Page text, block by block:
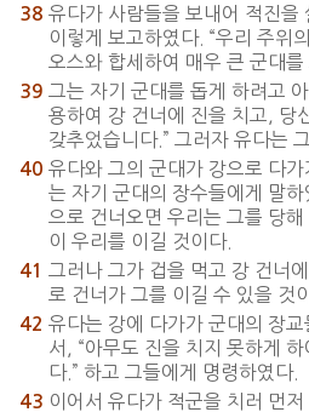
38 유다가 사람들을 보내어 적진을
이렇게 보고하였다. “우리 주위
오스와 합세하여 매우 큰 군대를
39 그는 자기 군대를 돕게 하려고
용하여 강 건너에 진을 치고, 당
갖추었습니다.” 그러자 유다는
40 유다와 그의 군대가 강으로 다
는 자기 군대의 장수들에게 말
으로 건너오면 우리는 그를 당
이 우리를 이길 것이다.
41
그러나 그가 겁을 먹고 강 건너
로 건너가 그를 이길 수 있을 것
42 유다는 강에 다가가 군대의 장
서, “아무도 진을 치지 못하게
다.” 하고 그들에게 명령하였다.
43 이어서 유다가 적군을 치러 먼